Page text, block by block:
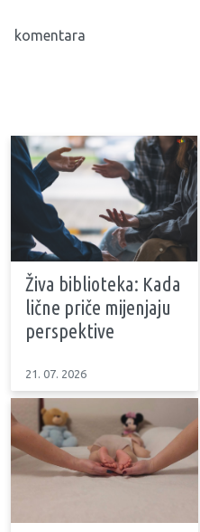
komentara
Živa biblioteka: Kada
lične priče mijenjaju
perspektive
21. 07. 2026